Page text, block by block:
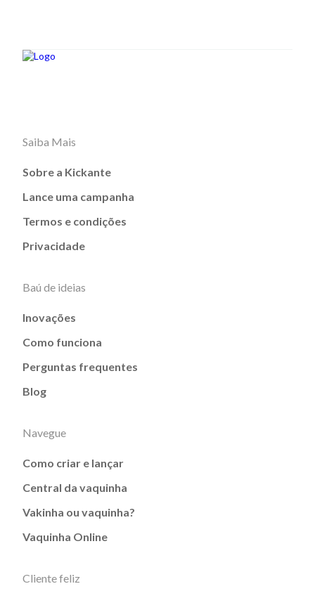
Saiba Mais
Sobre a Kickante
Lance uma campanha
Termos e condições
Privacidade
Baú de ideias
Inovações
Como funciona
Perguntas frequentes
Blog
Navegue
Como criar e lançar
Central da vaquinha
Vakinha ou vaquinha?
Vaquinha Online
Cliente feliz